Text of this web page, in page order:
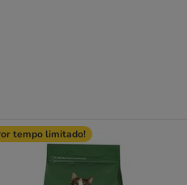
tempo limitado!